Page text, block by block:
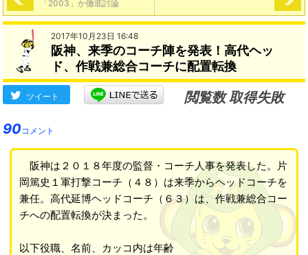
「2003」か徹底討論
2017年10月23日 16:48
阪神、来季のコーチ陣を発表！高代ヘッ
ド、作戦兼総合コーチに配置転換
ツイート
閲覧数 取得失敗
90コメント
阪神は２０１８年度の監督・コーチ人事を発表した。片
岡篤史１軍打撃コーチ（４８）は来季からヘッドコーチを
兼任。高代延博ヘッドコーチ（６３）は、作戦兼総合コー
チへの配置転換が決まった。
以下役職、名前、カッコ内は年齢